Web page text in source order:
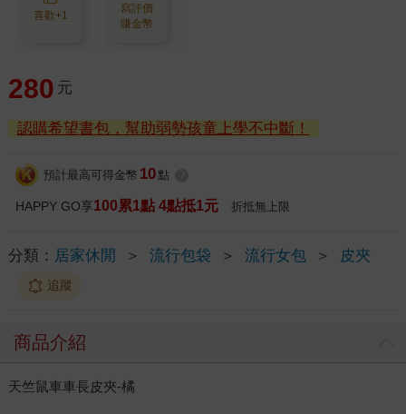
喜歡+1
寫評價
賺金幣
280 元
認購希望書包，幫助弱勢孩童上學不中斷！
預計最高可得金幣 10 點
HAPPY GO享100累1點 4點抵1元 折抵無上限
分類： 居家休閒 ＞ 流行包袋 ＞ 流行女包 ＞ 皮夾
追蹤
商品介紹
天竺鼠車車長皮夾-橘